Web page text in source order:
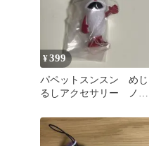
¥399
パペットスンスン めじ
るしアクセサリー ノン